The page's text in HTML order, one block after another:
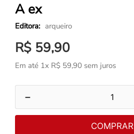
A ex
arqueiro
R$ 59,90
Em até 1x R$ 59,90 sem juros
－
COMPRAR